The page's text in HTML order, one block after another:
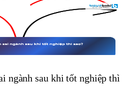
ngành sau khi tốt nghiệp thì